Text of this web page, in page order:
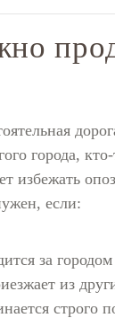
города,
избежать
если:
за
из
строго